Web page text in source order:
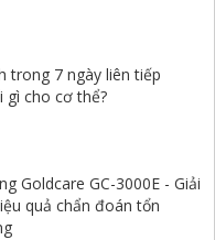
trong 7 ngày liên tiếp
gì cho cơ thể?
Goldcare GC-3000E - Giải
quả chẩn đoán tổn